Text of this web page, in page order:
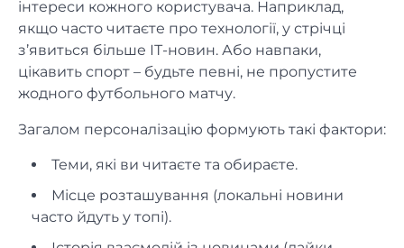
інтереси кожного користувача. Наприклад,
якщо часто читаєте про технології, у стрічці
з’явиться більше ІТ-новин. Або навпаки,
цікавить спорт – будьте певні, не пропустите
жодного футбольного матчу.
Загалом персоналізацію формують такі фактори:
Теми, які ви читаєте та обираєте.
Місце розташування (локальні новини
часто йдуть у топі).